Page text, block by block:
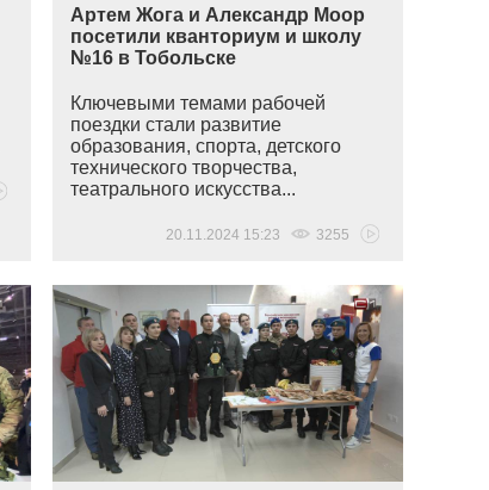
Артем Жога и Александр Моор
посетили кванториум и школу
№16 в Тобольске
Ключевыми темами рабочей
поездки стали развитие
образования, спорта, детского
технического творчества,
театрального искусства...
20.11.2024 15:23 3255